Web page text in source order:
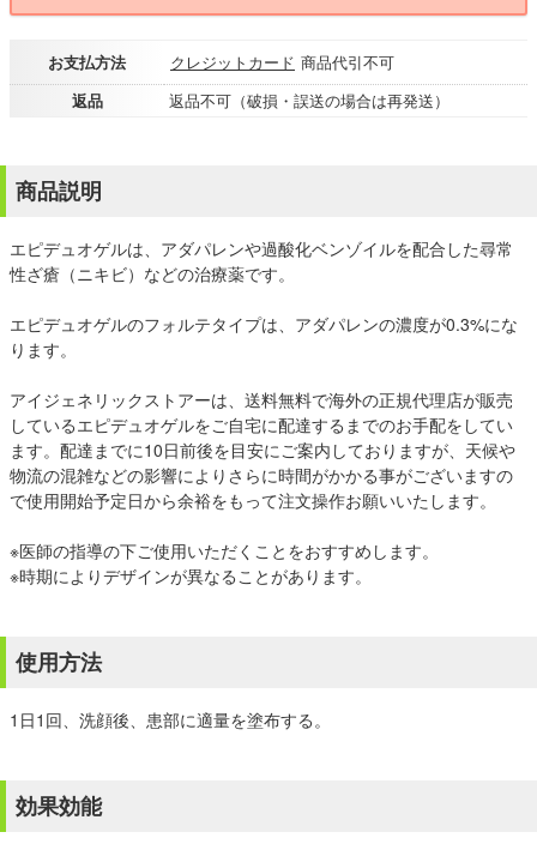
お支払方法 クレジットカード 商品代引不可
返品
返品不可（破損・誤送の場合は再発送）
商品説明
エピデュオゲルは、アダパレンや過酸化ベンゾイルを配合した尋常
性ざ瘡（ニキビ）などの治療薬です。
エピデュオゲルのフォルテタイプは、アダパレンの濃度が0.3%にな
ります。
アイジェネリックストアーは、送料無料で海外の正規代理店が販売
しているエピデュオゲルをご自宅に配達するまでのお手配をしてい
ます。配達までに10日前後を目安にご案内しておりますが、天候や
物流の混雑などの影響によりさらに時間がかかる事がございますの
で使用開始予定日から余裕をもって注文操作お願いいたします。
※医師の指導の下ご使用いただくことをおすすめします。
※時期によりデザインが異なることがあります。
使用方法
1日1回、洗顔後、患部に適量を塗布する。
効果効能